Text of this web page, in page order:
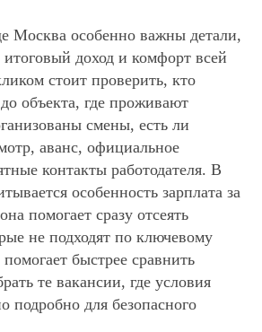
Москва особенно важны детали,
доход и комфорт всей
стоит проверить, кто
объекта, где проживают
смены, есть ли
аванс, официальное
контакты работодателя. В
особенность зарплата за
помогает сразу отсеять
не подходят по ключевому
быстрее сравнить
те вакансии, где условия
подробно для безопасного